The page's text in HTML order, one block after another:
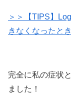
＞＞【TIPS】
きなくなったと
完全に私の症状
ました！